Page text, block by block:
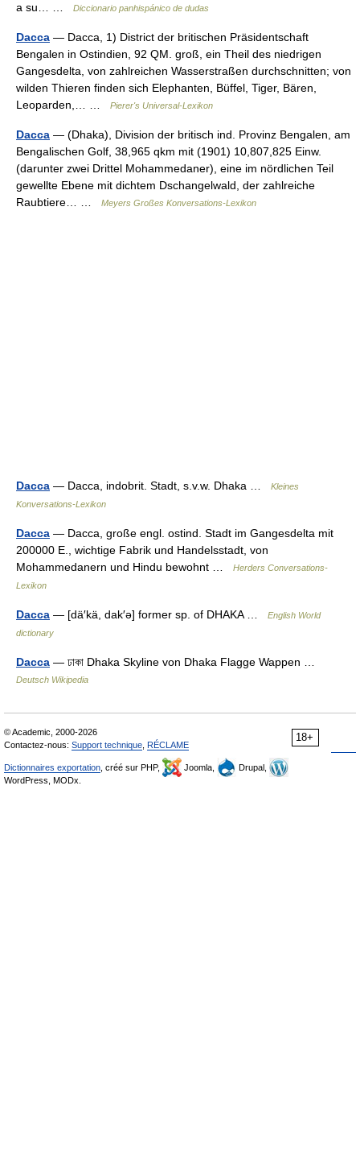
a su… …
Diccionario panhispánico de dudas
Dacca — Dacca, 1) District der britischen Präsidentschaft
Bengalen in Ostindien, 92 QM. groß, ein Theil des niedrigen
Gangesdelta, von zahlreichen Wasserstraßen durchschnitten; von
wilden Thieren finden sich Elephanten, Büffel, Tiger, Bären,
Leoparden,… …
Pierer's Universal-Lexikon
Dacca — (Dhaka), Division der britisch ind. Provinz Bengalen, am
Bengalischen Golf, 38,965 qkm mit (1901) 10,807,825 Einw.
(darunter zwei Drittel Mohammedaner), eine im nördlichen Teil
gewellte Ebene mit dichtem Dschangelwald, der zahlreiche
Raubtiere… …
Meyers Großes Konversations-Lexikon
Dacca — Dacca, indobrit. Stadt, s.v.w. Dhaka …
Kleines
Konversations-Lexikon
Dacca — Dacca, große engl. ostind. Stadt im Gangesdelta mit
200000 E., wichtige Fabrik und Handelsstadt, von
Mohammedanern und Hindu bewohnt …
Herders Conversations-
Lexikon
Dacca — [dä′kä, dak′ə] former sp. of DHAKA …
English World
dictionary
Dacca — ঢাকা Dhaka Skyline von Dhaka Flagge Wappen …
Deutsch Wikipedia
18+
© Academic, 2000-2026
Contactez-nous: Support technique RÉCLAME
Dictionnaires exportation , créé sur PHP, Joomla,
Drupal,
WordPress, MODx.